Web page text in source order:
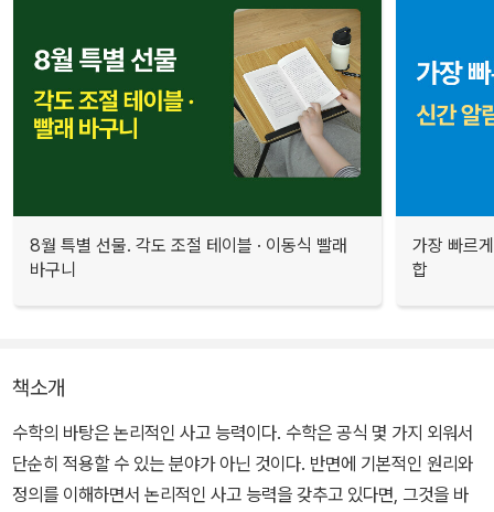
8월 특별 선물. 각도 조절 테이블 · 이동식 빨래
바구니
가장 빠르
합
책소개
수학의 바탕은 논리적인 사고 능력이다. 수학은 공식 몇 가지 외워서
단순히 적용할 수 있는 분야가 아닌 것이다. 반면에 기본적인 원리와
정의를 이해하면서 논리적인 사고 능력을 갖추고 있다면, 그것을 바